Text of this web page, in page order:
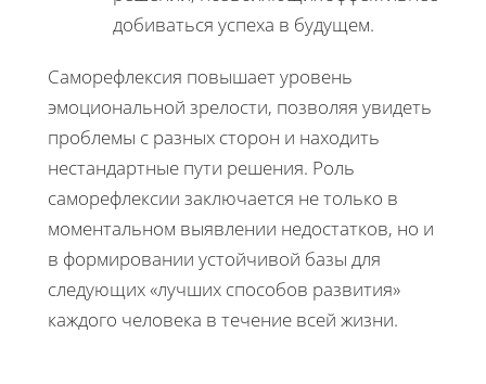
добиваться успеха в будущем.
Саморефлексия повышает уровень
эмоциональной зрелости, позволяя увидеть
проблемы с разных сторон и находить
нестандартные пути решения. Роль
саморефлексии заключается не только в
моментальном выявлении недостатков, но и
в формировании устойчивой базы для
следующих «лучших способов развития»
каждого человека в течение всей жизни.